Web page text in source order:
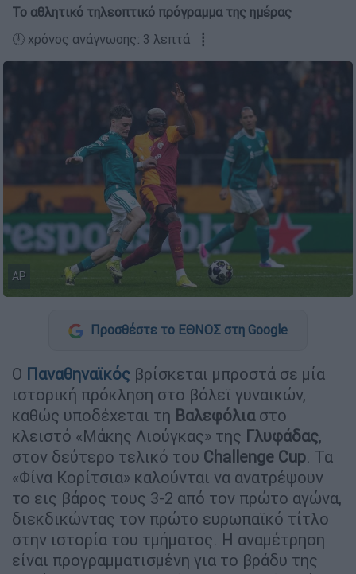
Το αθλητικό τηλεοπτικό πρόγραμμα της ημέρας
🕛 χρόνος ανάγνωσης: 3 λεπτά ┋
AP
Προσθέστε το ΕΘΝΟΣ στη Google
Ο Παναθηναϊκός βρίσκεται μπροστά σε μία
ιστορική πρόκληση στο βόλεϊ γυναικών,
καθώς υποδέχεται τη Βαλεφόλιαστο
κλειστό «Μάκης Λιούγκας» της Γλυφάδας,
στον δεύτερο τελικό του Challenge Cup. Τα
«Φίνα Κορίτσια» καλούνται να ανατρέψουν
το εις βάρος τους 3-2 από τον πρώτο αγώνα,
διεκδικώντας τον πρώτο ευρωπαϊκό τίτλο
στην ιστορία του τμήματος. Η αναμέτρηση
είναι προγραμματισμένη για το βράδυ της